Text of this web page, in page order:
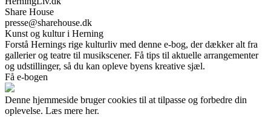
Share House
presse@sharehouse.dk
Kunst og kultur i Herning
Forstå Hernings rige kulturliv med denne e-bog, der dækker alt fra
gallerier og teatre til musikscener. Få tips til aktuelle arrangementer
og udstillinger, så du kan opleve byens kreative sjæl.
Få e-bogen
Denne hjemmeside bruger cookies til at tilpasse og forbedre din
oplevelse. Læs mere her.